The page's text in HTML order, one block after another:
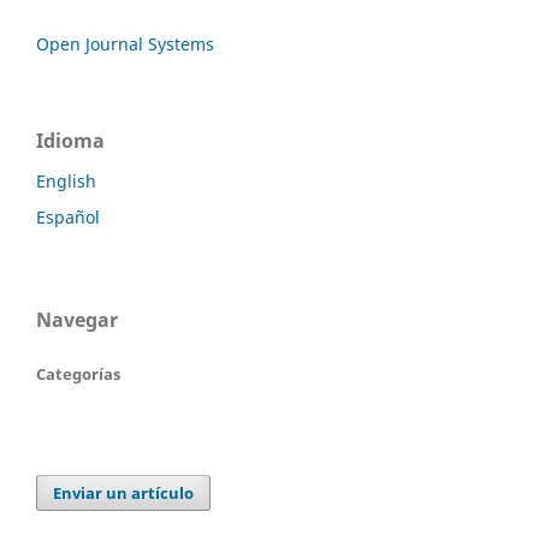
Open Journal Systems
Idioma
English
Español
Navegar
Categorías
Enviar un artículo